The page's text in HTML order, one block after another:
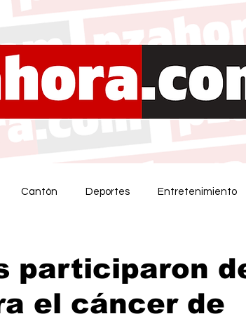
Cantón Deportes Entretenimiento
participaron
el cáncer de